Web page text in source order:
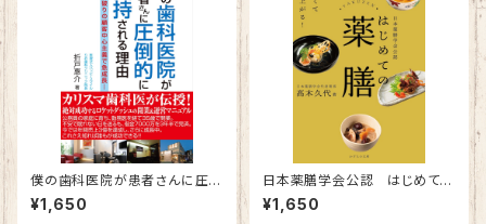
僕の歯科医院が患者さんに圧倒
的に支持される理由 ～常識破
りの顧客中心主義で急成長～
¥1,650
日本薬膳学会公認 はじめての
薬膳～簡単で美味しくて運気も
上がる！～
¥1,650